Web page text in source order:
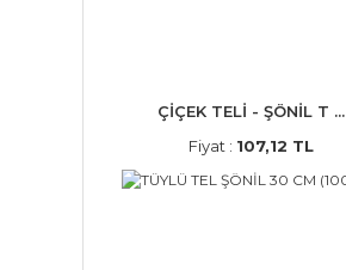
ÇİÇEK TELİ - ŞÖNİL T ...
Fiyat : 107,12 TL